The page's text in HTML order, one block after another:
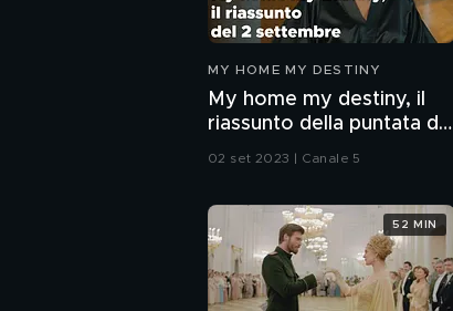
MY HOME MY DESTINY
My home my destiny, il
riassunto della puntata del
2 settembre
02 set 2023 | Canale 5
52 MIN